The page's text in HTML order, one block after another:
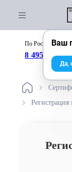
По России
8 495 246-
Ваш
Да,